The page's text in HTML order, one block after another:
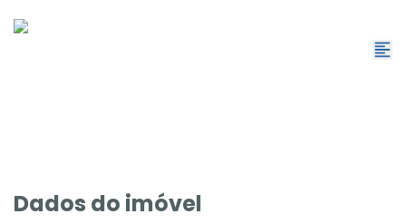
Dados do imóvel